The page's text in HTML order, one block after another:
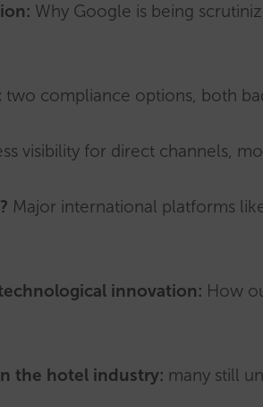
Why Google is being
two compliance options, both
visibility for direct channels,
Major international platforms
innovation: How
the hotel industry: many still